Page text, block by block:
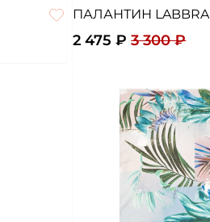
ПАЛАНТИН LABBRA
2 475 ₽ 3 300 ₽